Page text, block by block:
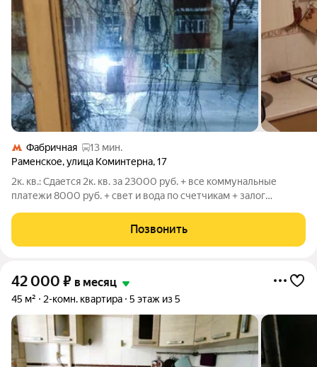
Фабричная
13 мин.
Раменское,улица Коминтерна,17
2к. кв.: Сдается 2к. кв. за 23000 руб. + все коммунальные
платежи 8000 руб. + свет и вода по счетчикам + залог
ул. Коминтерна д.17, 4/4эт, , косметический ремонт, наборная
мебель , телевизор,
Позвонить
42 000 ₽ в месяц
45 м² 2-комн. квартира 5 этаж из 5